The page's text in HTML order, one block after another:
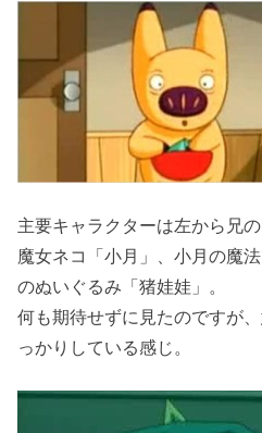
主要キャラクターは左から兄
魔女ネコ「小月」、小月の魔
のぬいぐるみ「猪娃娃」。
何も期待せずに見たのですが
っかりしている感じ。